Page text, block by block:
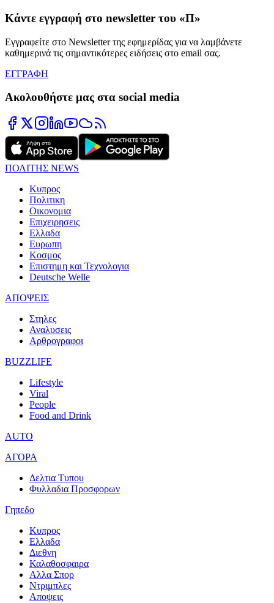
Κάντε εγγραφή στο newsletter του «Π»
Εγγραφείτε στο Newsletter της εφημερίδας για να λαμβάνετε
καθημερινά τις σημαντικότερες ειδήσεις στο email σας.
ΕΓΓΡΑΦΗ
Ακολουθήστε μας στα social media
ΠΟΛΙΤΗΣ NEWS
Κυπρος
Πολιτικη
Οικονομια
Επιχειρησεις
Ελλαδα
Ευρωπη
Κοσμος
Επιστημη και Τεχνολογια
Deutsche Welle
ΑΠΟΨΕΙΣ
Στηλες
Αναλυσεις
Αρθρογραφοι
BUZZLIFE
Lifestyle
Viral
People
Food and Drink
AUTO
ΑΓΟΡΑ
Δελτια Τυπου
Φυλλαδια Προσφορων
Γηπεδο
Κυπρος
Ελλαδα
Διεθνη
Καλαθοσφαιρα
Αλλα Σπορ
Ντριμπλες
Αποψεις